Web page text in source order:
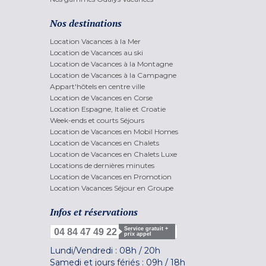
Nos destinations
Location Vacances à la Mer
Location de Vacances au ski
Location de Vacances à la Montagne
Location de Vacances à la Campagne
Appart'hôtels en centre ville
Location de Vacances en Corse
Location Espagne, Italie et Croatie
Week-ends et courts Séjours
Location de Vacances en Mobil Homes
Location de Vacances en Chalets
Location de Vacances en Chalets Luxe
Locations de dernières minutes
Location de Vacances en Promotion
Location Vacances Séjour en Groupe
Infos et réservations
04 84 47 49 22
Service gratuit +
prix appel
Lundi/Vendredi : 08h / 20h
Samedi et jours fériés : 09h / 18h